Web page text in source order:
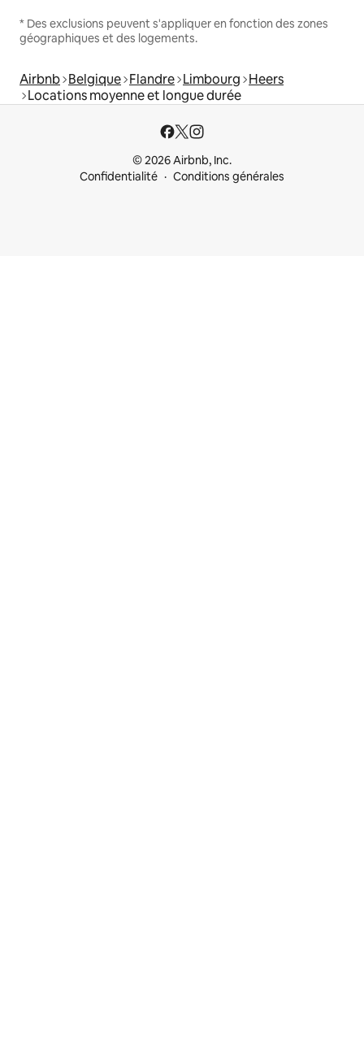
* Des exclusions peuvent s'appliquer en fonction des zones
géographiques et des logements.
Airbnb Belgique Flandre Limbourg Heers
Locations moyenne et longue durée
© 2026 Airbnb, Inc.
Confidentialité
Conditions générales